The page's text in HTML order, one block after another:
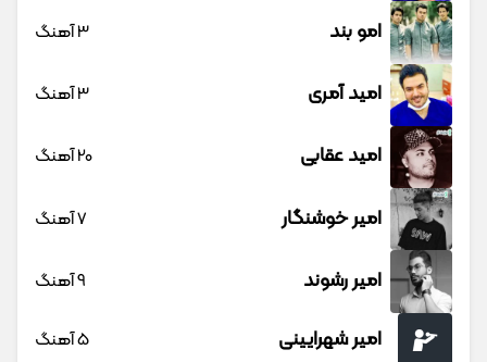
امو بند 3 آهنگ
امید آمری 3 آهنگ
امید عقابی 20 آهنگ
امیر خوشنگار 7 آهنگ
امیر رشوند 9 آهنگ
امیر شهرایینی 5 آهنگ